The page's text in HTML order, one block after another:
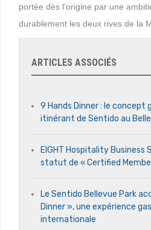
portée dès l’origine par une
durablement les deux rives de la
ARTICLES ASSOCIÉS
9 Hands Dinner : le concept
itinérant de Sentido au
EIGHT Hospitality Business
statut de « Certified Member
Le Sentido Bellevue Park
Dinner », une expérience
internationale